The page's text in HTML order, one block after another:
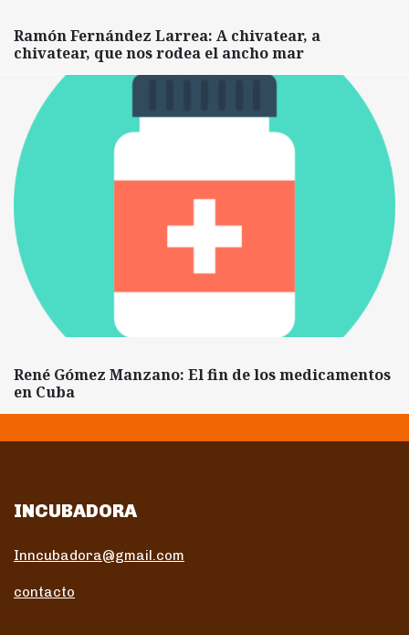
Ramón Fernández Larrea: A chivatear, a
chivatear, que nos rodea el ancho mar
René Gómez Manzano: El fin de los medicamentos
en Cuba
INCUBADORA
Inncubadora@gmail.com
contacto